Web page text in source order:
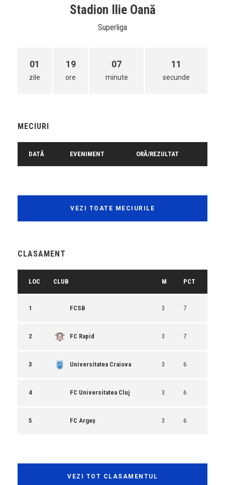
Stadion Ilie Oană
Superliga
01
zile
19
ore
07
minute
11
secunde
MECIURI
DATĂ EVENIMENT ORĂ/REZULTAT
VEZI TOATE MECIURILE
CLASAMENT
LOC CLUB M PCT
1 FCSB 3 7
2 FC Rapid 3 7
3 Universitatea Craiova 3 6
4 FC Universitatea Cluj 3 6
5 FC Argeș 3 6
VEZI TOT CLASAMENTUL